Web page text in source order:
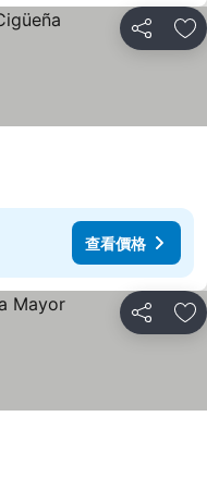
分享 加
查看價格
分享 加